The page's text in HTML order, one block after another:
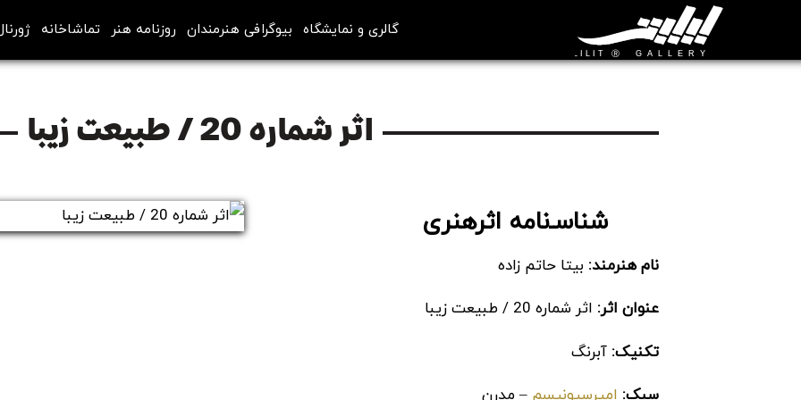
گالری و نمایشگاه بیوگرافی هنرمندان روزنامه هنر تماشاخانه
اثر شماره 20 / طبیعت زیبا
شناسـ‌نامه اثرهنری
نام هنرمند: بیتا حاتم زاده
عنوان اثر: اثر شماره 20 / طبیعت زیبا
تکنیک: آبرنگ
سبک: امپرسیونیسم – مدرن